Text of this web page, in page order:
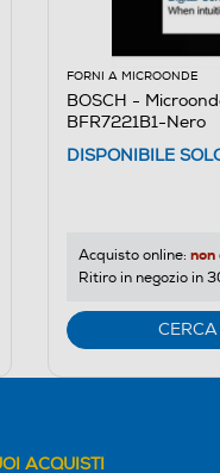
FORNI A MICROONDE
BOSCH -
BFR7221B1-Nero
DISPONIBILE
Acquisto online: non
Ritiro in negozio in
ACQUISTI